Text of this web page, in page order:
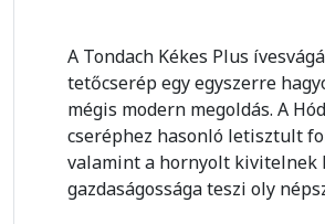
A Tondach Kékes Plus
tetőcserép egy egyszerre
mégis modern megoldás. A
cseréphez hasonló letisztult
valamint a hornyolt kivitelnek
gazdaságossága teszi oly